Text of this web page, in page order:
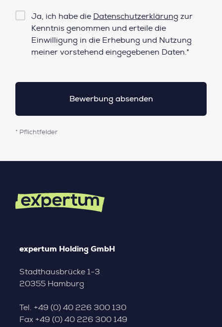
Checkbox
Datenschutz*
Ja, ich habe die Datenschutzerklärung zur
Kenntnis genommen und erteile die
Einwilligung in die Erhebung und Nutzung
meiner vorstehend eingegebenen Daten.*
* Pflichtfelder
expertum Holding GmbH
Stadthausbrücke 1-3
20355 Hamburg
Tel. +49 (0) 40 226 300 130
Fax +49 (0) 40 226 300 149